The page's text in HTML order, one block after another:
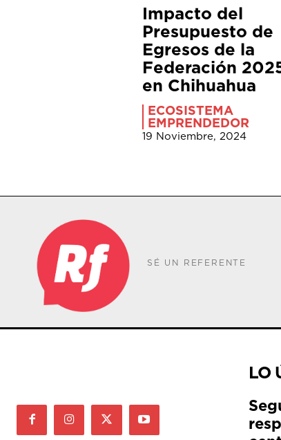
Impacto del
Presupuesto de
Egresos de la
Federación
en Chihuahua
ECOSISTEMA
EMPRENDEDOR
19 Noviembre, 2024
SÉ UN REFERENTE
LO